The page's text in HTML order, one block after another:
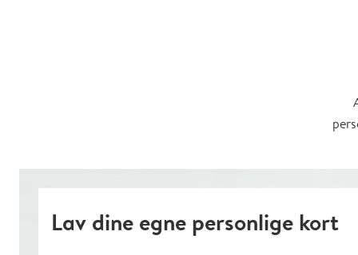
Lav dine egne personlige kort